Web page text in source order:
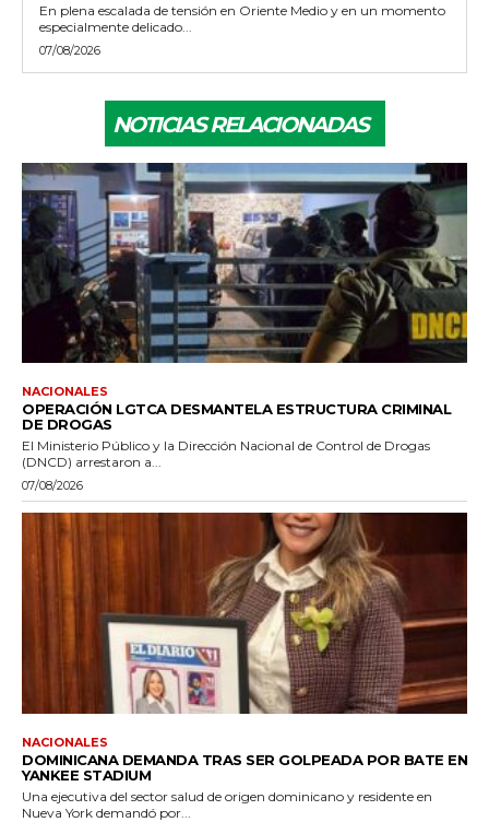
En plena escalada de tensión en Oriente Medio y en un momento
especialmente delicado...
07/08/2026
NOTICIAS RELACIONADAS
NACIONALES
OPERACIÓN LGTCA DESMANTELA ESTRUCTURA CRIMINAL
DE DROGAS
El Ministerio Público y la Dirección Nacional de Control de Drogas
(DNCD) arrestaron a...
07/08/2026
NACIONALES
DOMINICANA DEMANDA TRAS SER GOLPEADA POR BATE EN
YANKEE STADIUM
Una ejecutiva del sector salud de origen dominicano y residente en
Nueva York demandó por...